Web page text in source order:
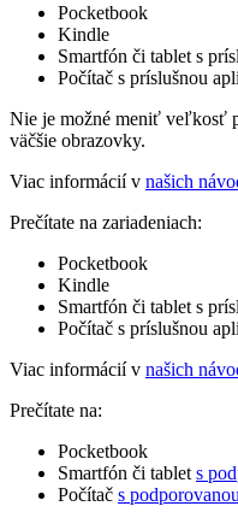
Pocketbook
Kindle
Smartfón či tablet s
Počítač s príslušnou
Nie je možné meniť veľkosť
väčšie obrazovky.
Viac informácií v našich
Prečítate na zariadeniach:
Pocketbook
Kindle
Smartfón či tablet s
Počítač s príslušnou
Viac informácií v našich
Prečítate na:
Pocketbook
Smartfón či tablet s
Počítač s